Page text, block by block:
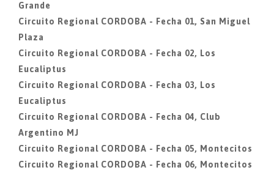
Grande
Circuito Regional CORDOBA - Fecha 01, San Miguel
Plaza
Circuito Regional CORDOBA - Fecha 02, Los
Eucaliptus
Circuito Regional CORDOBA - Fecha 03, Los
Eucaliptus
Circuito Regional CORDOBA - Fecha 04, Club
Argentino MJ
Circuito Regional CORDOBA - Fecha 05, Montecitos
Circuito Regional CORDOBA - Fecha 06, Montecitos